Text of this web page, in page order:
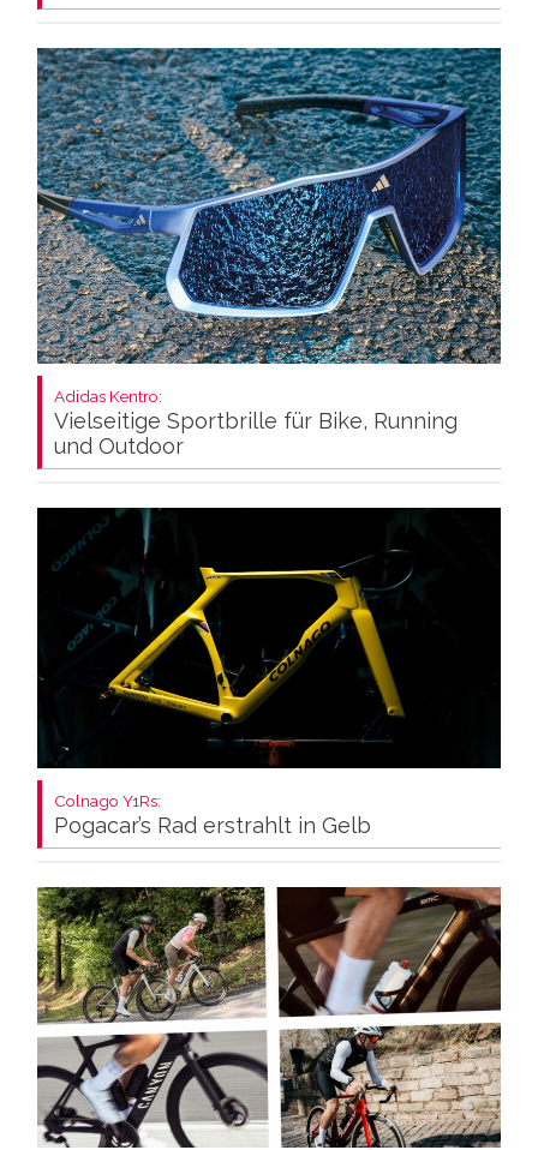
Adidas Kentro:
Vielseitige Sportbrille für Bike, Running
und Outdoor
Colnago Y1Rs:
Pogacar’s Rad erstrahlt in Gelb